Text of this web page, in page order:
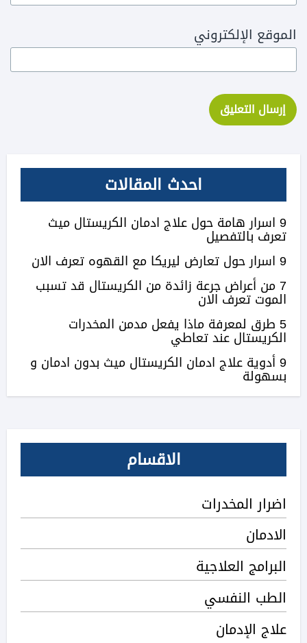
الموقع الإلكتروني
احدث المقالات
9 اسرار هامة حول علاج ادمان الكريستال ميث
تعرف بالتفصيل
9 اسرار حول تعارض ليريكا مع القهوه تعرف الان
7 من أعراض جرعة زائدة من الكريستال قد تسبب
الموت تعرف الان
5 طرق لمعرفة ماذا يفعل مدمن المخدرات
الكريستال عند تعاطي
9 أدوية علاج ادمان الكريستال ميث بدون ادمان و
بسهولة
الاقسام
اضرار المخدرات
الادمان
البرامج العلاجية
الطب النفسي
علاج الإدمان